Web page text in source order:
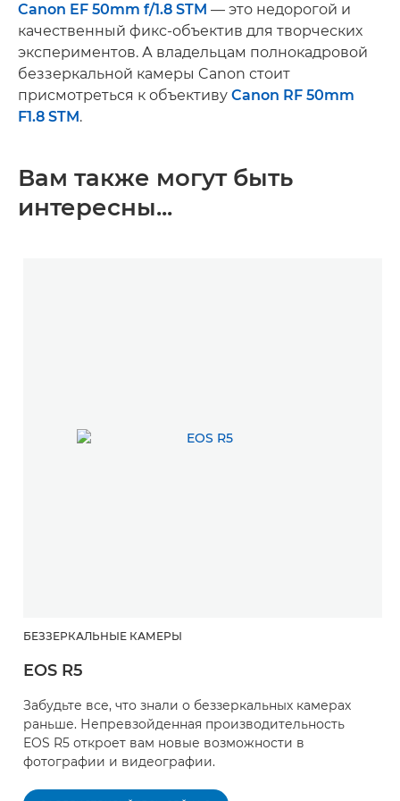
Canon EF 50mm f/1.8 STM — это недорогой и
качественный фикс-объектив для творческих
экспериментов. А владельцам полнокадровой
беззеркальной камеры Canon стоит
присмотреться к объективу Canon RF 50mm
F1.8 STM.
Вам также могут быть
интересны...
БЕЗЗЕРКАЛЬНЫЕ КАМЕРЫ
EOS R5
Забудьте все, что знали о беззеркальных камерах
раньше. Непревзойденная производительность
EOS R5 откроет вам новые возможности в
фотографии и видеографии.